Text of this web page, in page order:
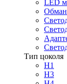
LED
Тип цоколя
H1
H3